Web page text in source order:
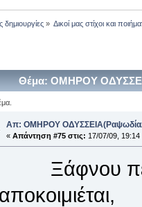
δημιουργίες» Δικοί μας στίχοι και
Θέμα: ΟΜΗΡΟΥ
Απ: ΟΜΗΡΟΥ
« Απάντηση #75 στις: 17/07/09, 19:14